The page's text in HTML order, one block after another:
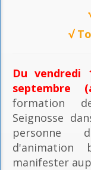
√
Du vendredi
septembre
formation
Seignosse
personne
manifester